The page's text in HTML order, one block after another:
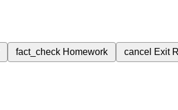
fact_check Homework cancel Exit